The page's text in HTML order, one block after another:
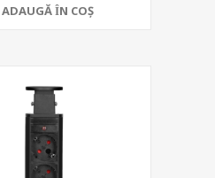
ADAUGĂ ȊN COŞ